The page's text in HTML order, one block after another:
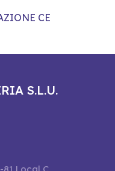
CE
S.L.U.